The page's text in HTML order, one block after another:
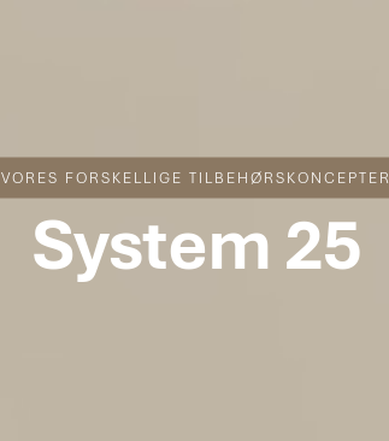
VORES FORSKELLIGE TILBEHØRSKONCEPTER
System 25